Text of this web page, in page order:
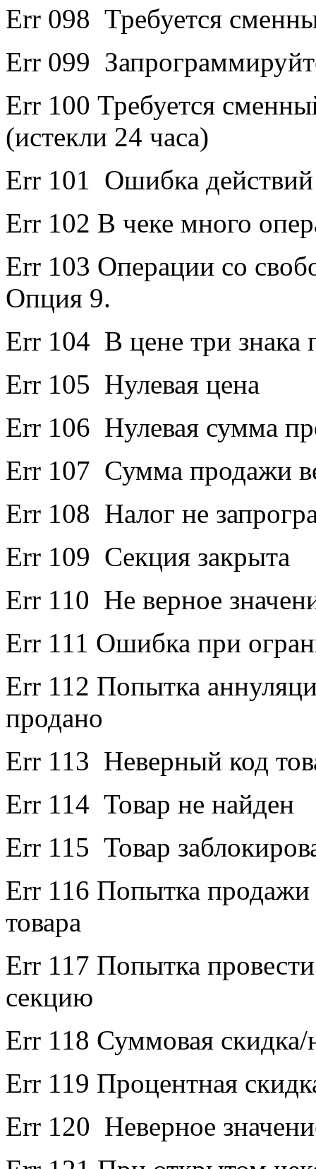
Err 098 Требуется
Err 099
Err 100 Требуется
(истекли 24 часа)
Err 101 Ошибка действий
Err 102 В чеке много
Err 103 Операции со
Опция 9.
Err 104 В цене три знака
Err 105 Нулевая цена
Err 106 Нулевая сумма
Err 107 Сумма продажи
Err 108 Налог не
Err 109 Секция закрыта
Err 110 Не верное
Err 111 Ошибка при
Err 112 Попытка
продано
Err 113 Неверный код
Err 114 Товар не найден
Err 115 Товар
Err 116 Попытка продажи
товара
Err 117 Попытка
секцию
Err 118 Суммовая
Err 119 Процентная
Err 120 Неверное